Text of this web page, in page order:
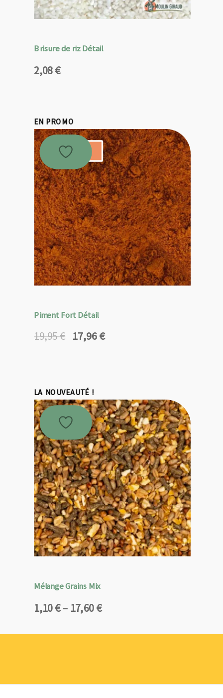
Brisure de riz Détail
2,08€
EN PROMO
Promo !
Piment Fort Détail
19,95€
Le
19,95 €.
17,96€
Le
17,96 €.
LA NOUVEAUTÉ !
Mélange Grains Mix
1,10€– 17,60€
Plage
prix :